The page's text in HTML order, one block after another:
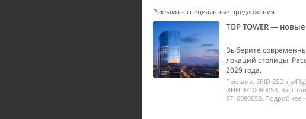
Реклама – специальные предложения
TOP TOWER —
Выберите
локаций столицы.
2029 года.
Реклама. ERID
ИНН 9710080053.
9710080053. Подробнее